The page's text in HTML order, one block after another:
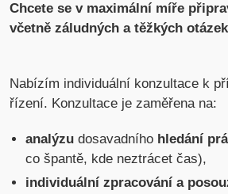
Chcete se v maximální míře
včetně záludných a těžkých
Nabízím individuální konzultace k
řízení. Konzultace je zaměřena na:
analýzu dosavadního hledání
co špantě, kde neztrácet čas),
individuální zpracování a